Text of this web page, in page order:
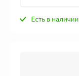
Есть в наличии